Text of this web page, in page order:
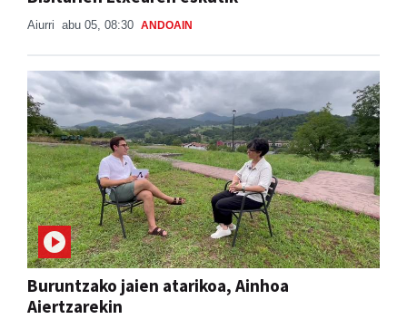
Aiurri abu 05, 08:30 ANDOAIN
Buruntzako jaien atarikoa, Ainhoa
Aiertzarekin